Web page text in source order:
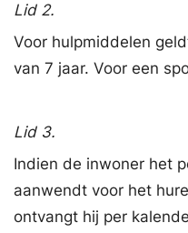
Lid 2.
Voor hulpmiddelen
van 7 jaar. Voor een
Lid 3.
Indien de inwoner het
aanwendt voor het
ontvangt hij per